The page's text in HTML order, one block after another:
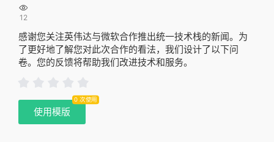

12
感谢您关注英伟达与微软合作推出统一技术栈的新闻。为
了更好地了解您对此次合作的看法，我们设计了以下问
卷。您的反馈将帮助我们改进技术和服务。
使用模版
0 次使用